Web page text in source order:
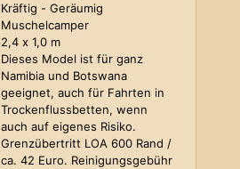
Kräftig - Geräumig
Muschelcamper
2,4 x 1,0 m
Dieses Model ist für ganz
Namibia und Botswana
geeignet, auch für Fahrten in
Trockenflussbetten, wenn
auch auf eigenes Risiko.
Grenzübertritt LOA 600 Rand /
ca. 42 Euro. Reinigungsgebühr